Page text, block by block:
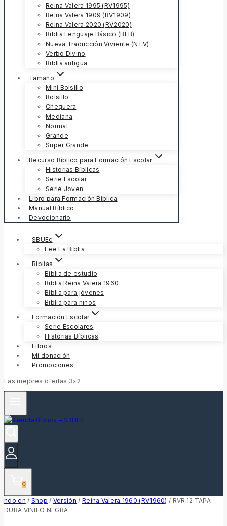
Reina Valera 1995 (RV1995)
Reina Valera 1909 (RV1909)
Reina Valera 2020 (RV2020)
Biblia Lenguaje Básico (BLB)
Nueva Traducción Viviente (NTV)
Verbo Divino
Biblia antigua
Tamaño
Mini Bolsillo
Bolsillo
Chequera
Mediana
Normal
Grande
Super Grande
Recurso Bíblico para Formación Escolar
Historias Bíblicas
Serie Escolar
Serie Joven
Libro para Formación Bíblica
Manual Bíblico
Devocionario
SBUEc
Lee La Biblia
Biblias
Biblia de estudio
Biblia Reina Valera 1960
Biblia para jóvenes
Biblia para niños
Formación Escolar
Serie Escolares
Historias Bíblicas
Libros
Mi donación
Promociones
Las mejores ofertas 3x2
0
ndo en / Shop / Versión / Reina Valera 1960 (RV1960) / RVR.12 TAPA
DURA VINILO NEGRA